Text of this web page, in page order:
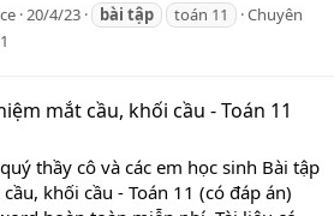
20/4/23 bài tập toán 11
Chuyên
mắt cầu, khối cầu - Toán 11
thầy cô và các em học sinh Bài tập
khối cầu - Toán 11 (có đáp án)